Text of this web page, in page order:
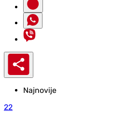
Najnovije
22